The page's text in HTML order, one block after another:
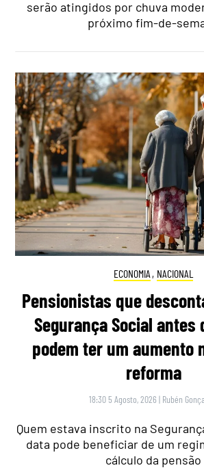
serão atingidos por chuva
próximo fim-de-
ECONOMIA , NACIONAL
Pensionistas que
Segurança Social antes
podem ter um aumento
reforma
18:30 5 Agosto, 2026 | Rubén
Quem estava inscrito na
data pode beneficiar de um
cálculo da pensão